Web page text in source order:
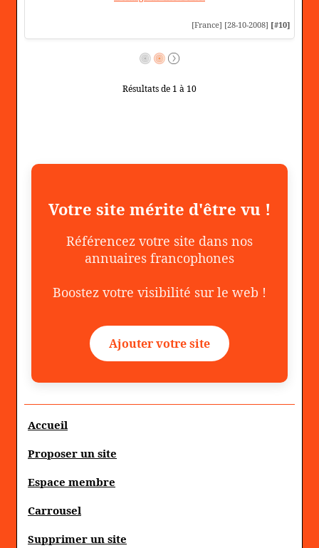
[France] [28-10-2008] [#10]
Résultats de 1 à 10
Votre site mérite d'être vu !
Référencez votre site dans nos
annuaires francophones
Boostez votre visibilité sur le web !
Ajouter votre site
Accueil
Proposer un site
Espace membre
Carrousel
Supprimer un site